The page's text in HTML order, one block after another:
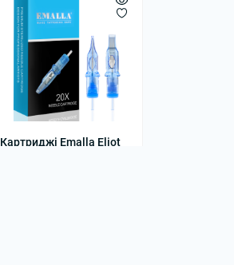
Картриджі Emalla Eliot